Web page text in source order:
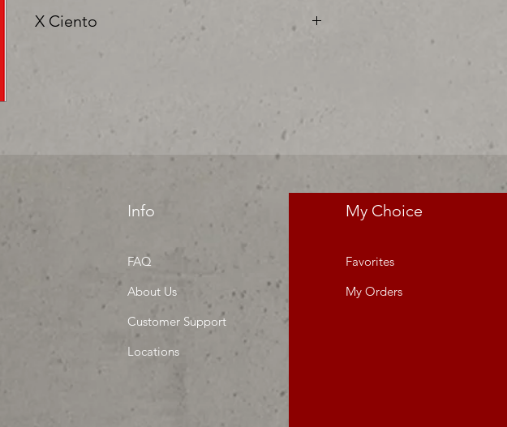
X Ciento
Info
FAQ
About Us
Customer Support
Locations
My Choice
Favorites
My Orders